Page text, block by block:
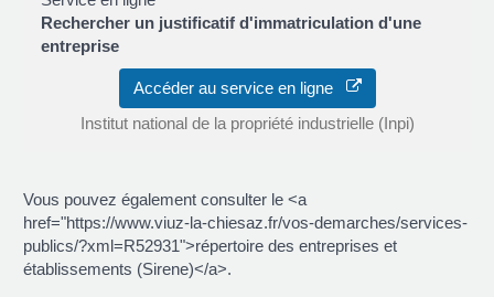
Rechercher un justificatif d'immatriculation d'une
entreprise
Accéder au service en ligne
Institut national de la propriété industrielle (Inpi)
Vous pouvez également consulter le <a
href="https://www.viuz-la-chiesaz.fr/vos-demarches/services-
publics/?xml=R52931">répertoire des entreprises et
établissements (Sirene)</a>.